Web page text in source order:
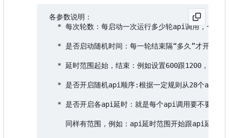
各参数说明：
* 每次轮数：每启动一次运行多少轮api调用，一轮
* 是否启动随机时间：每一轮结束隔“多久”才开始下
* 延时范围起始，结束：例如设置600跟1200，则“
* 是否开启随机api顺序:根据一定规则从28个api抽
* 是否开启各api延时：就是每个api调用要不要停一
同样有范围，例如：api延时范围开始跟api延时